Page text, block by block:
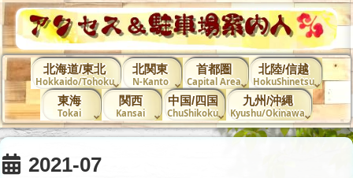
北海道/東北
Hokkaido/Tohoku
北関東
N-Kanto
首都圏
Capital Area
北陸/信越
HokuShinetsu
東海
Tokai
関西
Kansai
中国/四国
ChuShikoku
九州/沖縄
Kyushu/Okinawa
2021-07